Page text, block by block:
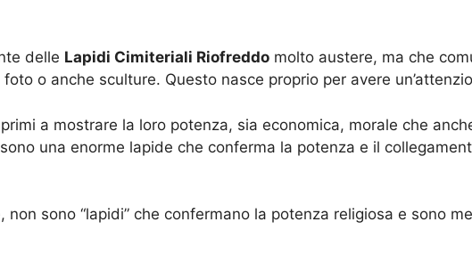
delle Lapidi Cimiteriali Riofreddo molto austere, ma che
o anche sculture. Questo nasce proprio per avere
a mostrare la loro potenza, sia economica, morale che
una enorme lapide che conferma la potenza e il
sono “lapidi” che confermano la potenza religiosa e sono